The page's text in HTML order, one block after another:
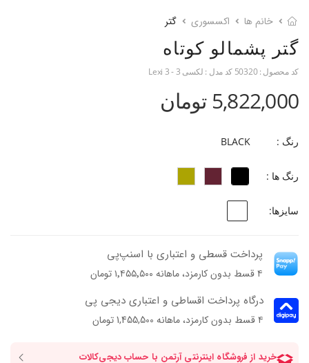
خانم ها اکسسوری گتر
گتر پشمالو کوتاه
کد محصول :50320 کد مدل : لکسی 3 - Lexi 3
5,822,000 تومان
رنگ : BLACK
رنگ ها :
سایزها:
پرداخت قسطی و اعتباری با اسنپ‌پی
۴ قسط بدون کارمزد، ماهانه ۱٬۴۵۵٬۵۰۰ تومان
درگاه پرداخت اقساطی و اعتباری دیجی پی
۴ قسط بدون کارمزد، ماهانه 1,455,500 تومان